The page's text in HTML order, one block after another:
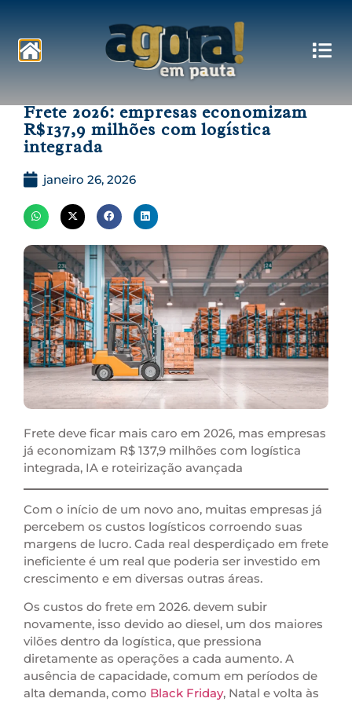
Frete 2026: empresas economizam
R$137,9 milhões com logística
integrada
janeiro 26, 2026
Frete deve ficar mais caro em 2026, mas empresas
já economizam R$ 137,9 milhões com logística
integrada, IA e roteirização avançada
Com o início de um novo ano, muitas empresas já
percebem os custos logísticos corroendo suas
margens de lucro. Cada real desperdiçado em frete
ineficiente é um real que poderia ser investido em
crescimento e em diversas outras áreas.
Os custos do frete em 2026. devem subir
novamente, isso devido ao diesel, um dos maiores
vilões dentro da logística, que pressiona
diretamente as operações a cada aumento. A
ausência de capacidade, comum em períodos de
alta demanda, como Black Friday, Natal e volta às